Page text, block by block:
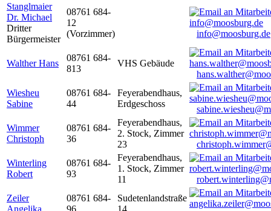
Stanglmaier
Dr. Michael
Dritter
Bürgermeister
08761 684-
12
(Vorzimmer)
info@moosburg.de
Walther Hans
08761 684-
813
VHS Gebäude
Wiesheu
Sabine
08761 684-
44
Feyerabendhaus,
Erdgeschoss
Wimmer
Christoph
08761 684-
36
Feyerabendhaus,
2. Stock, Zimmer
23
Winterling
Robert
08761 684-
93
Feyerabendhaus,
1. Stock, Zimmer
11
Zeiler
Angelika
08761 684-
96
Sudetenlandstraße
14